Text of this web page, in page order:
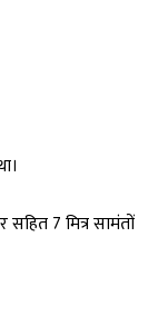
7 मित्र सामंतों